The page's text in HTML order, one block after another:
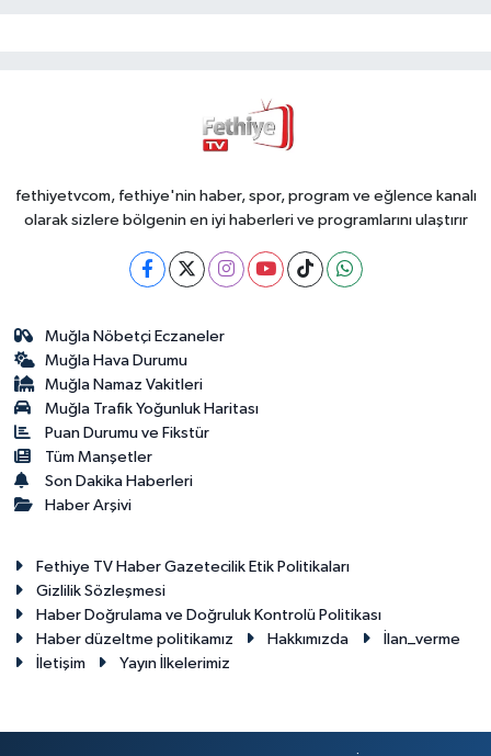
fethiyetvcom, fethiye'nin haber, spor, program ve eğlence kanalı
olarak sizlere bölgenin en iyi haberleri ve programlarını ulaştırır
Muğla Nöbetçi Eczaneler
Muğla Hava Durumu
Muğla Namaz Vakitleri
Muğla Trafik Yoğunluk Haritası
Puan Durumu ve Fikstür
Tüm Manşetler
Son Dakika Haberleri
Haber Arşivi
Fethiye TV Haber Gazetecilik Etik Politikaları
Gizlilik Sözleşmesi
Haber Doğrulama ve Doğruluk Kontrolü Politikası
Haber düzeltme politikamız
Hakkımızda
İlan_verme
İletişim
Yayın İlkelerimiz